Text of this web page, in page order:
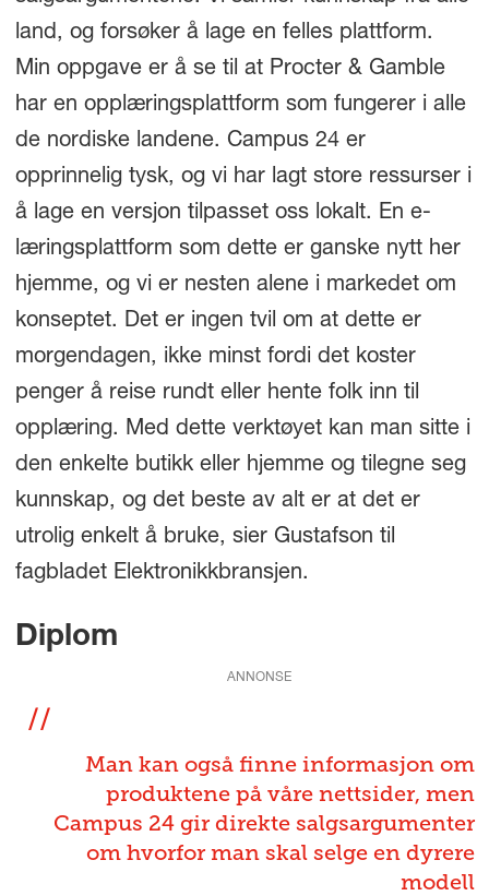
land, og forsøker å lage en felles plattform.
Min oppgave er å se til at Procter & Gamble
har en opplæringsplattform som fungerer i alle
de nordiske landene. Campus 24 er
opprinnelig tysk, og vi har lagt store ressurser i
å lage en versjon tilpasset oss lokalt. En e-
læringsplattform som dette er ganske nytt her
hjemme, og vi er nesten alene i markedet om
konseptet. Det er ingen tvil om at dette er
morgendagen, ikke minst fordi det koster
penger å reise rundt eller hente folk inn til
opplæring. Med dette verktøyet kan man sitte i
den enkelte butikk eller hjemme og tilegne seg
kunnskap, og det beste av alt er at det er
utrolig enkelt å bruke, sier Gustafson til
fagbladet Elektronikkbransjen.
Diplom
ANNONSE
Man kan også finne informasjon om
produktene på våre nettsider, men
Campus 24 gir direkte salgsargumenter
om hvorfor man skal selge en dyrere
modell